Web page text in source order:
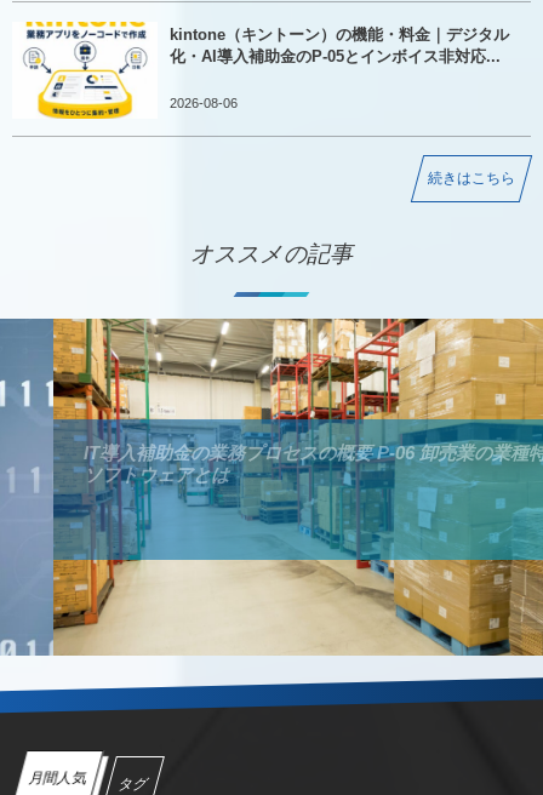
kintone（キントーン）の機能・料金｜デジタル
化・AI導入補助金のP-05とインボイス非対応...
2026-08-06
続きはこちら
オススメの記事
IT導入補助金の業務プロセスの概要 P-06 卸売業の業種特化型
ソフトウェアとは
デジタル化・AI導入補助金（旧IT導入補助金）の業務プロセス 2021-04-04
月間人気 タグ